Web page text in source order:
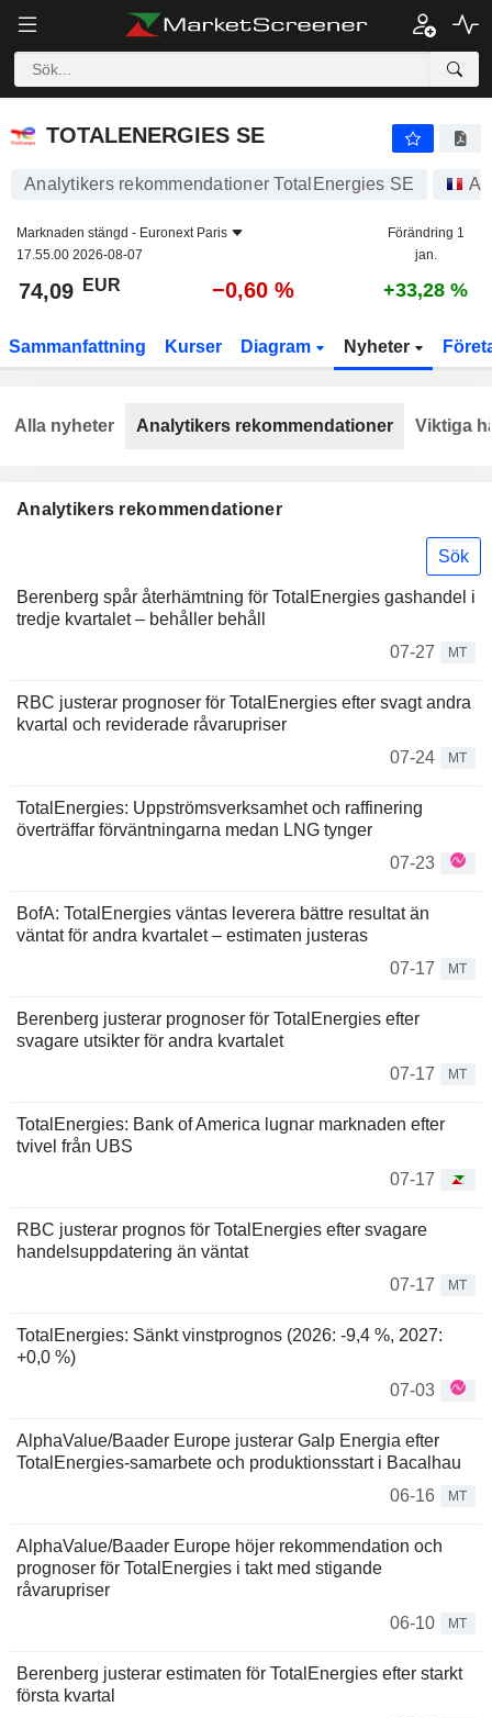
TOTALENERGIES SE
TOTALENERGIES SE
Analytikers rekommendationer TotalEnergies SE
Marknaden stängd - Euronext Paris
17.55.00 2026-08-07
Förändring 1
jan.
74,09 EUR −0,60 % +33,28 %
Sammanfattning Kurser Diagram Nyheter
Analytikers rekommendationer
Sök
Berenberg spår återhämtning för TotalEnergies gashandel i
tredje kvartalet – behåller behåll
07-27
MT
RBC justerar prognoser för TotalEnergies efter svagt andra
kvartal och reviderade råvarupriser
07-24
MT
TotalEnergies: Uppströmsverksamhet och raffinering
överträffar förväntningarna medan LNG tynger
07-23
BofA: TotalEnergies väntas leverera bättre resultat än
väntat för andra kvartalet – estimaten justeras
07-17
MT
Berenberg justerar prognoser för TotalEnergies efter
svagare utsikter för andra kvartalet
07-17
MT
TotalEnergies: Bank of America lugnar marknaden efter
tvivel från UBS
07-17
RBC justerar prognos för TotalEnergies efter svagare
handelsuppdatering än väntat
07-17
MT
TotalEnergies: Sänkt vinstprognos (2026: -9,4 %, 2027:
+0,0 %)
07-03
AlphaValue/Baader Europe justerar Galp Energia efter
TotalEnergies-samarbete och produktionsstart i Bacalhau
06-16
MT
AlphaValue/Baader Europe höjer rekommendation och
prognoser för TotalEnergies i takt med stigande
råvarupriser
06-10
MT
Berenberg justerar estimaten för TotalEnergies efter starkt
första kvartal
Alla nyheter Analytikers rekommendationer Viktiga